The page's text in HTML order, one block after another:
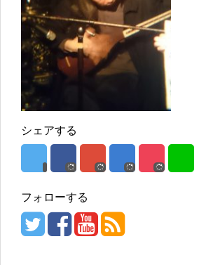
シェアする
フォローする